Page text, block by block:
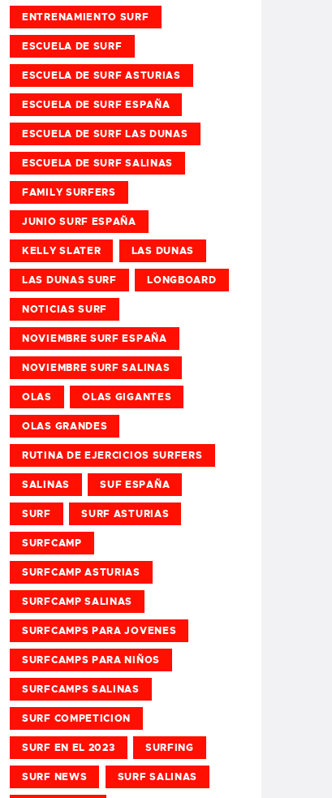
ENTRENAMIENTO SURF
ESCUELA DE SURF
ESCUELA DE SURF ASTURIAS
ESCUELA DE SURF ESPAÑA
ESCUELA DE SURF LAS DUNAS
ESCUELA DE SURF SALINAS
FAMILY SURFERS
JUNIO SURF ESPAÑA
KELLY SLATER LAS DUNAS
LAS DUNAS SURF LONGBOARD
NOTICIAS SURF
NOVIEMBRE SURF ESPAÑA
NOVIEMBRE SURF SALINAS
OLAS OLAS GIGANTES
OLAS GRANDES
RUTINA DE EJERCICIOS SURFERS
SALINAS SUF ESPAÑA
SURF SURF ASTURIAS
SURFCAMP
SURFCAMP ASTURIAS
SURFCAMP SALINAS
SURFCAMPS PARA JOVENES
SURFCAMPS PARA NIÑOS
SURFCAMPS SALINAS
SURF COMPETICION
SURF EN EL 2023 SURFING
SURF NEWS SURF SALINAS